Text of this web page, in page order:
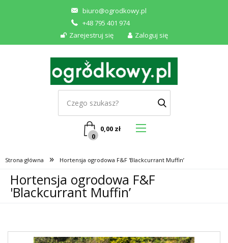
biuro@ogrodkowy.pl
+48 795 401 974
Zarejestruj się
Zaloguj się
0
0,00 zł
Strona główna » Hortensja ogrodowa F&F 'Blackcurrant Muffin’
Hortensja ogrodowa F&F
'Blackcurrant Muffin’